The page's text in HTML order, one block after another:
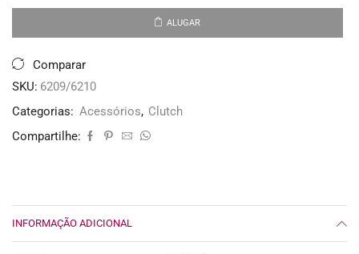
ALUGAR
Comparar
SKU: 6209/6210
Categorias: Acessórios, Clutch
Compartilhe:
INFORMAÇÃO ADICIONAL